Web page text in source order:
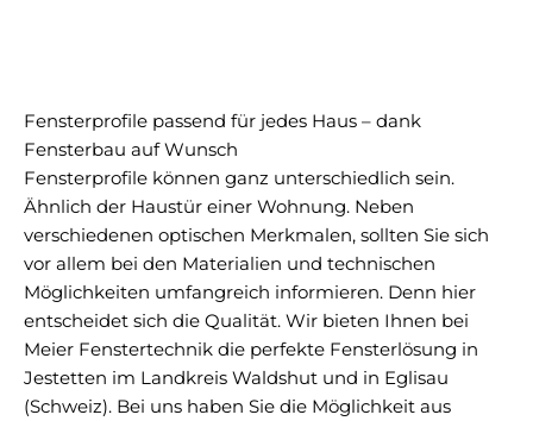
Fensterprofile passend für jedes Haus – dank
Fensterbau auf Wunsch
Fensterprofile können ganz unterschiedlich sein.
Ähnlich der Haustür einer Wohnung. Neben
verschiedenen optischen Merkmalen, sollten Sie sich
vor allem bei den Materialien und technischen
Möglichkeiten umfangreich informieren. Denn hier
entscheidet sich die Qualität. Wir bieten Ihnen bei
Meier Fenstertechnik die perfekte Fensterlösung in
Jestetten im Landkreis Waldshut und in Eglisau
(Schweiz). Bei uns haben Sie die Möglichkeit aus